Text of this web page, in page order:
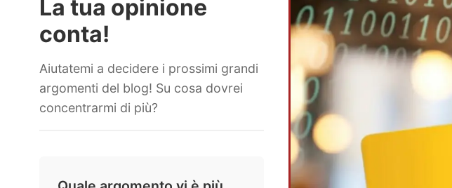
La tua opinione
conta!
Aiutatemi a decidere i prossimi grandi
argomenti del blog! Su cosa dovrei
concentrarmi di più?